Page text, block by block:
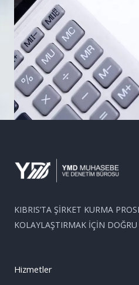
KIBRIS’TA ŞİRKET KURMA
KOLAYLAŞTIRMAK İÇİN DOĞRU
Hizmetler